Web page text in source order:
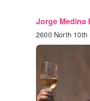
Jorge Medina
2600 North